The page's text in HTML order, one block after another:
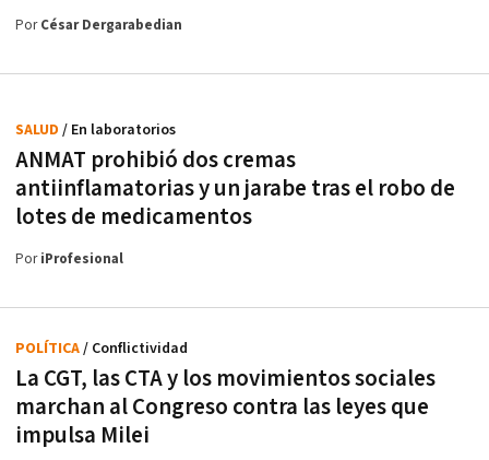
PorCésar Dergarabedian
ANMAT prohibió dos cremas
antiinflamatorias y un jarabe tras el robo de
lotes de medicamentos
SALUD / En laboratorios
PoriProfesional
La CGT, las CTA y los movimientos sociales
marchan al Congreso contra las leyes que
impulsa Milei
POLÍTICA/ Conflictividad